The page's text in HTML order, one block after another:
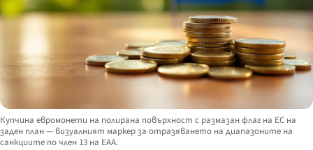
Image description:
Купчина евромонети на полирана повърхност с размазан флаг на ЕС на
заден план — визуалният маркер за отразяването на диапазоните на
санкциите по член 13 на EAA.